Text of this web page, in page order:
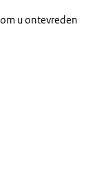
u ontevreden